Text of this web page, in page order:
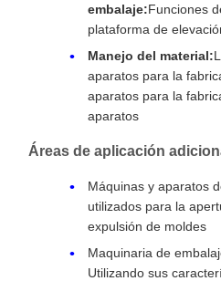
embalaje:Funciones
plataforma de
Manejo del material:
aparatos para la
aparatos para la
aparatos
Áreas de aplicación
Máquinas y aparatos
utilizados para la
expulsión de moldes
Maquinaria de
Utilizando sus